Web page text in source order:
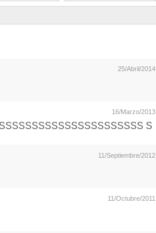
25/Abril/2014
16/Marzo/2013
S
11/Septiembre/2012
11/Octubre/2011